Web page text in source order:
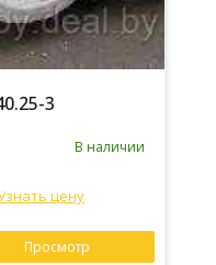
3
В наличии
цену
Просмотр